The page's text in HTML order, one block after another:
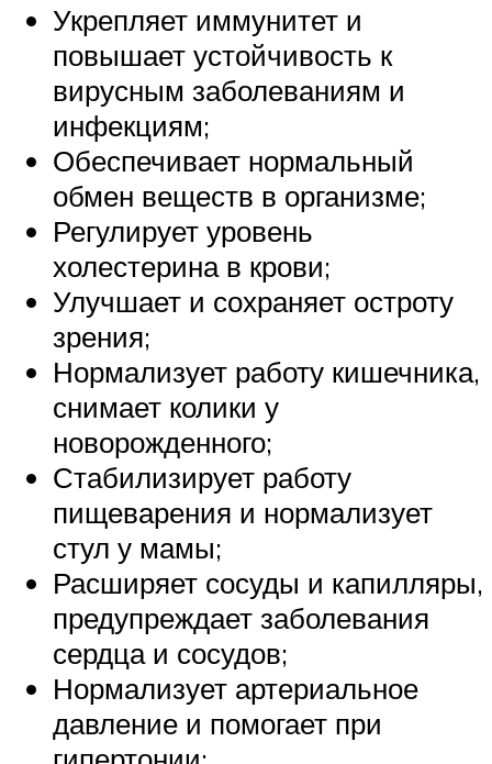
Укрепляет иммунитет и
повышает устойчивость к
вирусным заболеваниям и
инфекциям;
Обеспечивает нормальный
обмен веществ в организме;
Регулирует уровень
холестерина в крови;
Улучшает и сохраняет остроту
зрения;
Нормализует работу кишечника,
снимает колики у
новорожденного;
Стабилизирует работу
пищеварения и нормализует
стул у мамы;
Расширяет сосуды и капилляры,
предупреждает заболевания
сердца и сосудов;
Нормализует артериальное
давление и помогает при